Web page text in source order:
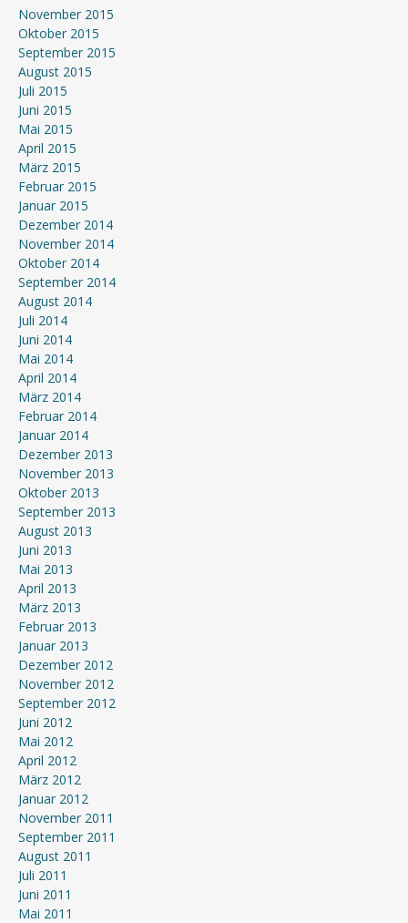
November 2015
Oktober 2015
September 2015
August 2015
Juli 2015
Juni 2015
Mai 2015
April 2015
März 2015
Februar 2015
Januar 2015
Dezember 2014
November 2014
Oktober 2014
September 2014
August 2014
Juli 2014
Juni 2014
Mai 2014
April 2014
März 2014
Februar 2014
Januar 2014
Dezember 2013
November 2013
Oktober 2013
September 2013
August 2013
Juni 2013
Mai 2013
April 2013
März 2013
Februar 2013
Januar 2013
Dezember 2012
November 2012
September 2012
Juni 2012
Mai 2012
April 2012
März 2012
Januar 2012
November 2011
September 2011
August 2011
Juli 2011
Juni 2011
Mai 2011